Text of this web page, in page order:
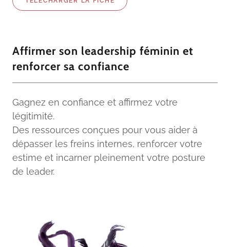
Affirmer son leadership féminin et
renforcer sa confiance
Gagnez en confiance et affirmez votre
légitimité.
Des ressources conçues pour vous aider à
dépasser les freins internes, renforcer votre
estime et incarner pleinement votre posture
de leader.